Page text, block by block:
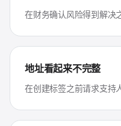
在财务确认风险得到解决
地址看起来不完整
在创建标签之前请求支持